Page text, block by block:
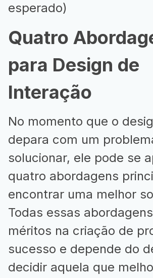
esperado)
Quatro
para Design de
Interação
No momento que o
depara com um
solucionar, ele pode se
quatro abordagens
encontrar uma melhor
Todas essas
méritos na criação de
sucesso e depende do
decidir aquela que